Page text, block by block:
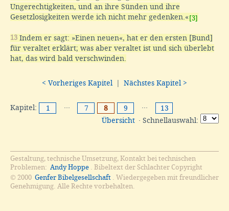
Ungerechtigkeiten, und an ihre Sünden und ihre
Gesetzlosigkeiten werde ich nicht mehr gedenken.« [3]
13 Indem er sagt: »Einen neuen«, hat er den ersten [Bund]
für veraltet erklärt; was aber veraltet ist und sich überlebt
hat, das wird bald verschwinden.
< Vorheriges Kapitel | Nächstes Kapitel >
Kapitel: 1 ··· 7 8 9 ···
13
Übersicht · Schnellauswahl:
Gestaltung, technische Umsetzung, Kontakt bei technischen
Problemen: Andy Hoppe
. Bibeltext der Schlachter Copyright
© 2000 Genfer Bibelgesellschaft
. Wiedergegeben mit freundlicher
Genehmigung. Alle Rechte vorbehalten.